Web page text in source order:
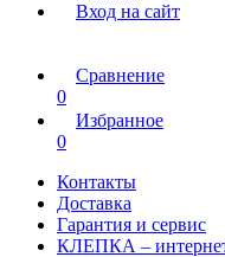
Вход на сайт
Сравнение
0
Избранное
0
Контакты
Доставка
Гарантия и сервис
КЛЕПКА –